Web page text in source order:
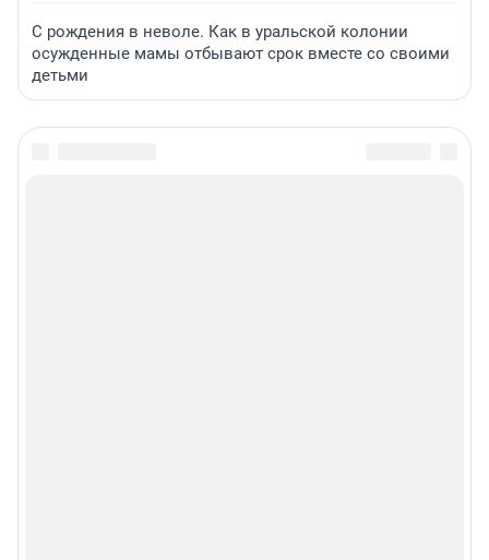
С рождения в неволе. Как в уральской колонии
осужденные мамы отбывают срок вместе со своими
детьми